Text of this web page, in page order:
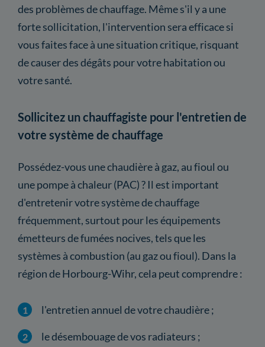
des problèmes de chauffage. Même s'il y a une
forte sollicitation, l'intervention sera efficace si
vous faites face à une situation critique, risquant
de causer des dégâts pour votre habitation ou
votre santé.
Sollicitez un chauffagiste pour l'entretien de
votre système de chauffage
Possédez-vous une chaudière à gaz, au fioul ou
une pompe à chaleur (PAC) ? Il est important
d'entretenir votre système de chauffage
fréquemment, surtout pour les équipements
émetteurs de fumées nocives, tels que les
systèmes à combustion (au gaz ou fioul). Dans la
région de Horbourg-Wihr, cela peut comprendre :
l'entretien annuel de votre chaudière ;
le désembouage de vos radiateurs ;